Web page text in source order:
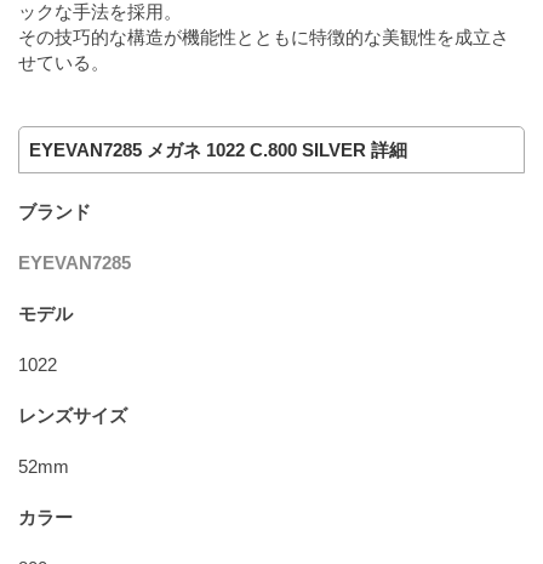
ックな手法を採用。
その技巧的な構造が機能性とともに特徴的な美観性を成立さ
せている。
EYEVAN7285 メガネ 1022 C.800 SILVER 詳細
ブランド
EYEVAN7285
モデル
1022
レンズサイズ
52mm
カラー